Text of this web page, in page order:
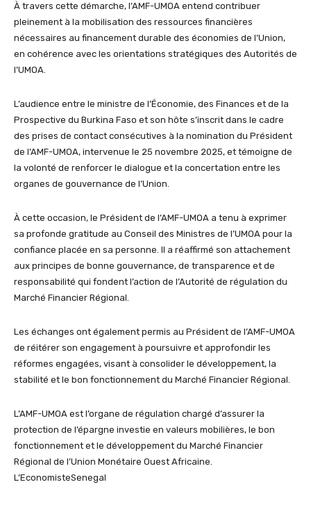
À travers cette démarche, l’AMF-UMOA entend contribuer
pleinement à la mobilisation des ressources financières
nécessaires au financement durable des économies de l’Union,
en cohérence avec les orientations stratégiques des Autorités de
l’UMOA.
L’audience entre le ministre de l’Économie, des Finances et de la
Prospective du Burkina Faso et son hôte s’inscrit dans le cadre
des prises de contact consécutives à la nomination du Président
de l’AMF-UMOA, intervenue le 25 novembre 2025, et témoigne de
la volonté de renforcer le dialogue et la concertation entre les
organes de gouvernance de l’Union.
À cette occasion, le Président de l’AMF-UMOA a tenu à exprimer
sa profonde gratitude au Conseil des Ministres de l’UMOA pour la
confiance placée en sa personne. Il a réaffirmé son attachement
aux principes de bonne gouvernance, de transparence et de
responsabilité qui fondent l’action de l’Autorité de régulation du
Marché Financier Régional.
Les échanges ont également permis au Président de l’AMF-UMOA
de réitérer son engagement à poursuivre et approfondir les
réformes engagées, visant à consolider le développement, la
stabilité et le bon fonctionnement du Marché Financier Régional.
L’AMF-UMOA est l’organe de régulation chargé d’assurer la
protection de l’épargne investie en valeurs mobilières, le bon
fonctionnement et le développement du Marché Financier
Régional de l’Union Monétaire Ouest Africaine.
L’EconomisteSenegal